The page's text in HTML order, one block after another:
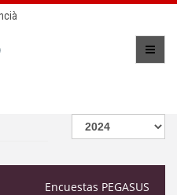
Encuestas PEGASUS